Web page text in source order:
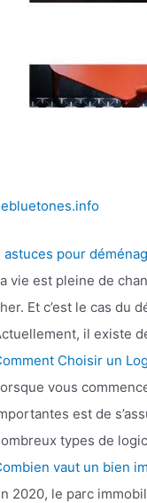
astuces pour
vie est pleine de
Et c’est le cas du
il existe
Choisir un
vous
est de
types de
vaut un bien
2020, le parc